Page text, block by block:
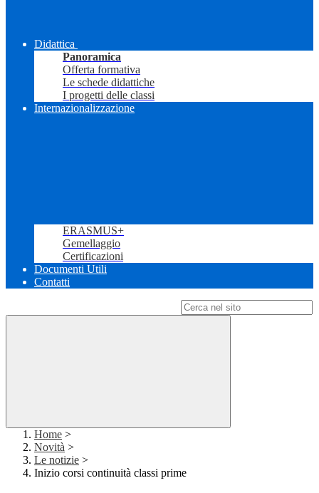
Didattica
Panoramica
Offerta formativa
Le schede didattiche
I progetti delle classi
Internazionalizzazione
ERASMUS+
Gemellaggio
Certificazioni
Documenti Utili
Contatti
Home >
Novità >
Le notizie >
Inizio corsi continuità classi prime